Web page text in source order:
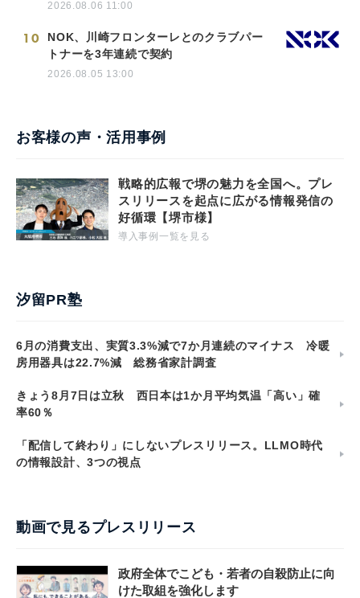
2026.08.06 11:00
10
NOK、川崎フロンターレとのクラブパー
トナーを3年連続で契約
2026.08.05 13:00
お客様の声・活用事例
戦略的広報で堺の魅力を全国へ。プレ
スリリースを起点に広がる情報発信の
好循環【堺市様】
導入事例一覧を見る
汐留PR塾
6月の消費支出、実質3.3%減で7か月連続のマイナス 冷暖
房用器具は22.7%減 総務省家計調査
きょう8月7日は立秋 西日本は1か月平均気温「高い」確
率60％
「配信して終わり」にしないプレスリリース。LLMO時代
の情報設計、3つの視点
動画で見るプレスリリース
政府全体でこども・若者の自殺防止に向
けた取組を強化します